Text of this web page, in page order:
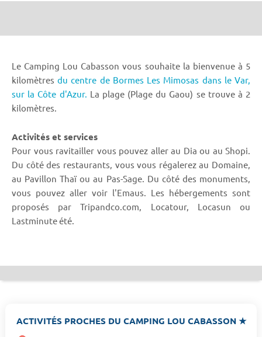
Le Camping Lou Cabasson vous souhaite la bienvenue à 5
kilomètresdu centre de Bormes Les Mimosas dans le Var,
sur la Côte d'Azur. La plage (Plage du Gaou) se trouve à 2
kilomètres.
Activités et services
Pour vous ravitailler vous pouvez aller au Dia ou au Shopi.
Du côté des restaurants, vous vous régalerez au Domaine,
au Pavillon Thaï ou au Pas-Sage. Du côté des monuments,
vous pouvez aller voir l'Emaus. Les hébergements sont
proposés par Tripandco.com, Locatour, Locasun ou
Lastminute été.
ACTIVITÉS PROCHES DU CAMPING LOU CABASSON ★